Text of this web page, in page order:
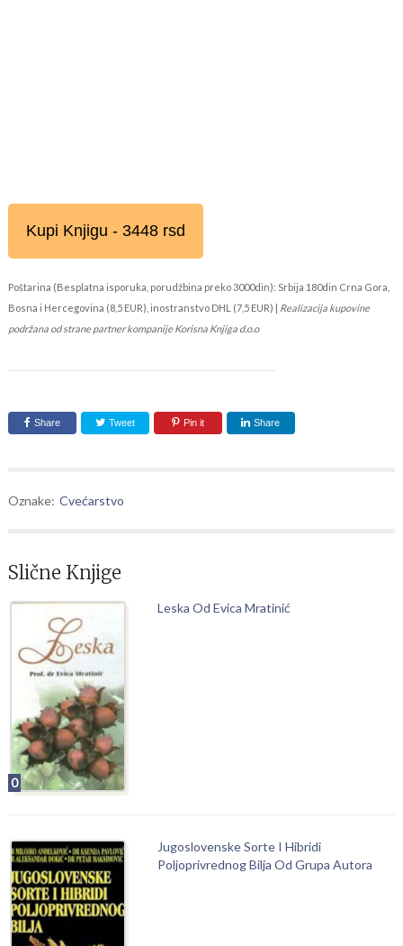
Kupi Knjigu - 3448 rsd
Poštarina (Besplatna isporuka, porudžbina preko 3000din): Srbija 180din Crna Gora,
Bosna i Hercegovina (8,5 EUR), inostranstvo DHL (7,5 EUR) | Realizacija kupovine
podržana od strane partner kompanije Korisna Knjiga d.o.o
Share Tweet Pin it Share
Oznake: Cvećarstvo
Slične Knjige
0
Leska Od Evica Mratinić
Jugoslovenske Sorte I Hibridi
Poljoprivrednog Bilja Od Grupa Autora